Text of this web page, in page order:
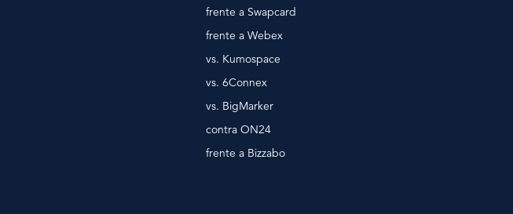
frente a Swapcard
frente a Webex
vs. Kumospace
vs. 6Connex
vs. BigMarker
contra ON24
frente a Bizzabo